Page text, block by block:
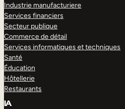
Industrie manufacturiere
Services financiers
Secteur publique
Commerce de détail
Services informatiques et techniques
Santé
Éducation
Hôtellerie
Restaurants
IA